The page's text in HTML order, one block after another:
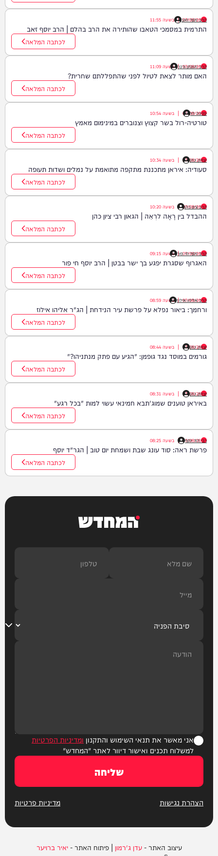
הרב יוסף זאב
07/08/26
| בשעה 11:55
התרמית במסמכי הטאבו שהותירה את הרב בהלם | הרב יוסף זאב
לכתבה המלאה
הרב יהונתן ורנר
07/08/26
| בשעה 11:09
האם מותר לצאת לטיול לפני שהתפללתם שחרית?
לכתבה המלאה
פנינה לוי
07/08/26
| בשעה 10:54
טורטיה-רול בשר קצוץ וצנוברים במינימום מאמץ
לכתבה המלאה
יצחק כהן
07/08/26
| בשעה 10:34
סעודיה: איראן מתכננת מתקפה מתואמת על נמלים ושדות תעופה
לכתבה המלאה
הרב ציון כהן
07/08/26
| בשעה 10:20
ההבדל בין רָאָה לרְאֵה | הגאון רבי ציון כהן
לכתבה המלאה
הרב יוסף חי פור
07/08/26
| בשעה 09:15
האגרוף שסגרת יפגע בך ישר בבטן | הרב יוסף חי פור
לכתבה המלאה
הרב אליהו אילוז
07/08/26
| בשעה 08:59
ורחמך: ביאור נפלא על פרשת עיר הנידחת | הג"ר אליהו אילוז
לכתבה המלאה
יצחק כהן
07/08/26
| בשעה 08:44
גורמים במוסד נגד גופמן: "הגיע עם פתק מנתניהו?"
לכתבה המלאה
יצחק כהן
07/08/26
| בשעה 08:31
באיראן טוענים שמוג'תבא חמינאי עשוי למות "בכל רגע"
לכתבה המלאה
רבי דוד יוסף
07/08/26
| בשעה 08:25
פרשת ראה: סוד עונג שבת ושמחת יום טוב | הגר"ד יוסף
לכתבה המלאה
המחדש
אני מאשר את תנאי השימוש והתקנון ומדיניות הפרטיות
למשלוח תכנים ואישור דיוור לאתר "המחדש"
שליחה
הצהרת נגישות מדיניות פרטיות
עיצוב האתר -עדן ג'רמון | פיתוח האתר -יאיר ברויער